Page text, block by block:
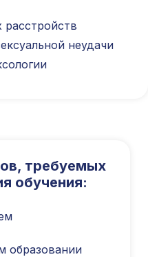
расстройств
неудачи
требуемых
обучения:
образовании
вн.тер.г.